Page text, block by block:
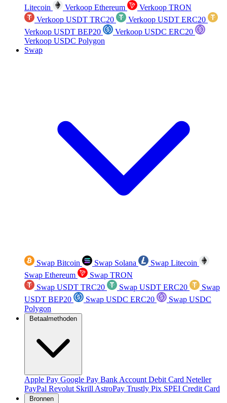
Litecoin
Verkoop Ethereum
Verkoop TRON
Verkoop USDT TRC20
Verkoop USDT ERC20
Verkoop USDT BEP20
Verkoop USDC ERC20
Verkoop USDC Polygon
Swap
Swap Bitcoin Swap Solana
Swap Litecoin
Swap Ethereum
Swap TRON
Swap USDT TRC20
Swap USDT ERC20
Swap
USDT BEP20
Swap USDC ERC20
Swap USDC
Polygon
Betaalmethoden
Apple Pay Google Pay Bank Account Debit Card Neteller
PayPal Revolut Skrill AstroPay Trustly Pix SPEI Credit Card
Bronnen